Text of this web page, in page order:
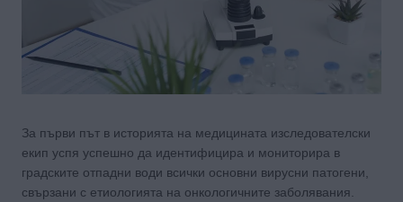
За първи път в историята на медицината изследователски
екип успя успешно да идентифицира и мониторира в
градските отпадни води всички основни вирусни патогени,
свързани с етиологията на онкологичните заболявания.